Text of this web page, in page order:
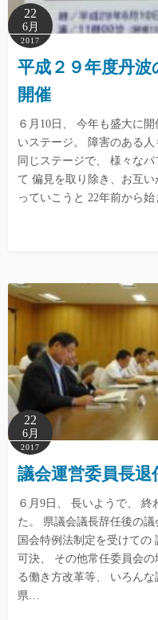
22
6月
2017
平成２９年度丹
開催
６月10日、 今年も盛大に
いステージ。 障害のある
同じステージで、 様々な
て 偏見を取り除き、お互
っていこうと 22年前から
22
6月
2017
議会運営委員長退
６月9日、 長いようで、
た。 県議会議長辞任後の
国会特例法制定を受けての
可決、 その他常任委員会
る働き方改革等、 いろん
県…